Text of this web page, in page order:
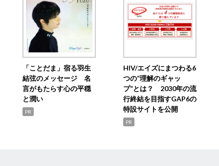
「ことだま」宿る羽生
結弦のメッセージ 名
言がもたらす心の平穏
と潤い
PR
HIV/エイズにまつわる6
つの“理解のギャッ
プ”とは？ 2030年の流
行終結を目指すGAP6の
特設サイトを公開
PR